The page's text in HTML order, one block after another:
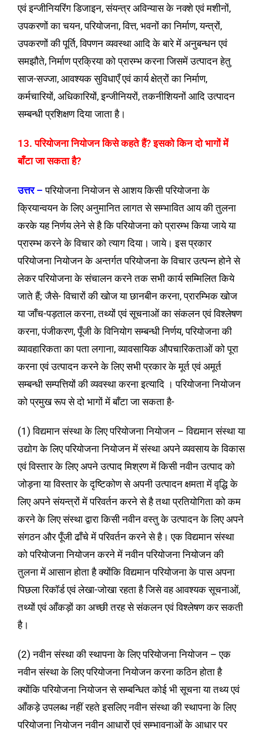
एवं इन्जीनियरिंग डिजाइन, संयन्त्र अविन्यास के नक्शे एवं मशीनों,
उपकरणों का चयन, परियोजना, वित्त, भवनों का निर्माण, यन्त्रों,
उपकरणों की पूर्ति, विपणन व्यवस्था आदि के बारे में अनुबन्धन एवं
समझौते, निर्माण प्रक्रिया को प्रारम्भ करना जिसमें उत्पादन हेतु
साज-सज्जा, आवश्यक सुविधाएँ एवं कार्य क्षेत्रों का निर्माण,
कर्मचारियों, अधिकारियों, इन्जीनियरों, तकनीशियनों आदि उत्पादन
सम्बन्धी प्रशिक्षण दिया जाता है।
13. परियोजना नियोजन किसे कहते हैं? इसको किन दो भागों में
बाँटा जा सकता है?
उत्तर – परियोजना नियोजन से आशय किसी परियोजना के
क्रियान्वयन के लिए अनुमानित लागत से सम्भावित आय की तुलना
करके यह निर्णय लेने से है कि परियोजना को प्रारम्भ किया जाये या
प्रारम्भ करने के विचार को त्याग दिया। जाये। इस प्रकार
परियोजना नियोजन के अन्तर्गत परियोजना के विचार उत्पन्न होने से
लेकर परियोजना के संचालन करने तक सभी कार्य सम्मिलित किये
जाते हैं; जैसे- विचारों की खोज या छानबीन करना, प्रारम्भिक खोज
या जाँच-पड़ताल करना, तथ्यों एवं सूचनाओं का संकलन एवं विश्लेषण
करना, पंजीकरण, पूँजी के विनियोग सम्बन्धी निर्णय, परियोजना की
व्यावहारिकता का पता लगाना, व्यावसायिक औपचारिकताओं को पूरा
करना एवं उत्पादन करने के लिए सभी प्रकार के मूर्त एवं अमूर्त
सम्बन्धी सम्पत्तियों की व्यवस्था करना इत्यादि । परियोजना नियोजन
को प्रमुख रूप से दो भागों में बाँटा जा सकता है-
(1) विद्यमान संस्था के लिए परियोजना नियोजन – विद्यमान संस्था या
उद्योग के लिए परियोजना नियोजन में संस्था अपने व्यवसाय के विकास
एवं विस्तार के लिए अपने उत्पाद मिश्रण में किसी नवीन उत्पाद को
जोड़ना या विस्तार के दृष्टिकोण से अपनी उत्पादन क्षमता में वृद्धि के
लिए अपने संयन्त्रों में परिवर्तन करने से है तथा प्रतियोगिता को कम
करने के लिए संस्था द्वारा किसी नवीन वस्तु के उत्पादन के लिए अपने
संगठन और पूँजी ढाँचे में परिवर्तन करने से है। एक विद्यमान संस्था
को परियोजना नियोजन करने में नवीन परियोजना नियोजन की
तुलना में आसान होता है क्योंकि विद्यमान परियोजना के पास अपना
पिछला रिकॉर्ड एवं लेखा-जोखा रहता है जिसे वह आवश्यक सूचनाओं,
तथ्यों एवं आँकड़ों का अच्छी तरह से संकलन एवं विश्लेषण कर सकती
है।
(2) नवीन संस्था की स्थापना के लिए परियोजना नियोजन – एक
नवीन संस्था के लिए परियोजना नियोजन करना कठिन होता है
क्योंकि परियोजना नियोजन से सम्बन्धित कोई भी सूचना या तथ्य एवं
आँकड़े उपलब्ध नहीं रहते इसलिए नवीन संस्था की स्थापना के लिए
परियोजना नियोजन नवीन आधारों एवं सम्भावनाओं के आधार पर